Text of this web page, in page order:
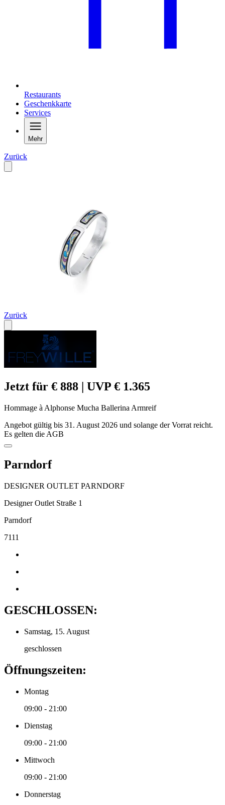
Restaurants
Geschenkkarte
Services
Mehr
Zurück
Zurück
Jetzt für € 888 | UVP € 1.365
Hommage à Alphonse Mucha Ballerina Armreif
Angebot gültig bis 31. August 2026 und solange der Vorrat reicht.
Es gelten die AGB
Parndorf
DESIGNER OUTLET PARNDORF
Designer Outlet Straße 1
Parndorf
7111
GESCHLOSSEN:
Samstag, 15. August
geschlossen
Öffnungszeiten:
Montag
09:00 - 21:00
Dienstag
09:00 - 21:00
Mittwoch
09:00 - 21:00
Donnerstag